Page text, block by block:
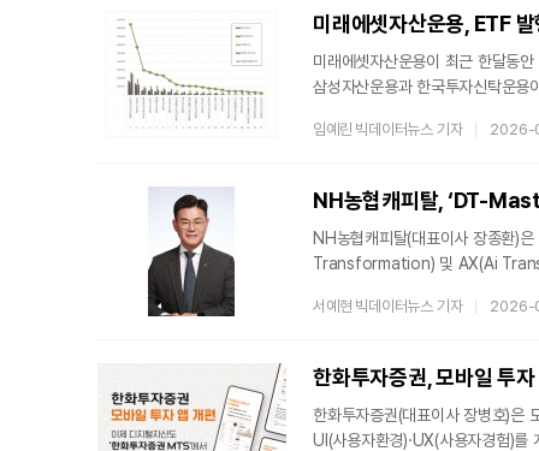
합류했다. △삼성증권 2% △삼성
두나무 지분 4.0%
미래에셋자산운용이 최근 한달동
삼성자산운용과 한국투자신탁운
분석한 결과, 미래에셋자산운용
브랜드평판 순위는 미래에셋자산
KB자산운용, 우리자산운용, 타임폴
임예린 빅데이터뉴스 기자 2026-
NH농협캐피탈, ‘DT-
NH농협캐피탈(대표이사 장종환)
Transformation) 및 AX(Ai
생성형 AI 활용 경험을 다각도로
다양한 업무 분야에 활용될 예정
역량을 넘어 조
서예현 빅데이터뉴스 기자 2026-
한화투자증권, 모바일 투
한화투자증권(대표이사 장병호)은
UI(사용자환경)·UX(사용자경험)를